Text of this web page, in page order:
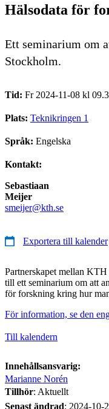
Hälsodata för
Ett seminarium om
Stockholm.
Tid: Fr 2024-11-08 kl
Plats: Teknikringen 1
Språk: Engelska
Kontakt:
Sebastiaan
Meijer
smeijer@kth.se
Exportera till kalender
Partnerskapet mellan
till ett seminarium om att
för forskning kring hur
För information, se den
Till kalendern
Innehållsansvarig:
Marianne Norén
Tillhör: Aktuellt
Senast ändrad: 2024-10-